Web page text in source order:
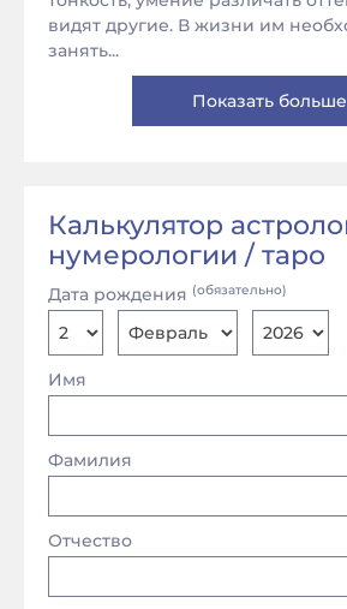
видят другие. В жизни им
занять...
Показать больше
Калькулятор
нумерологии / таро
Имя
Фамилия
Отчество
Дата рождения (обязательно)